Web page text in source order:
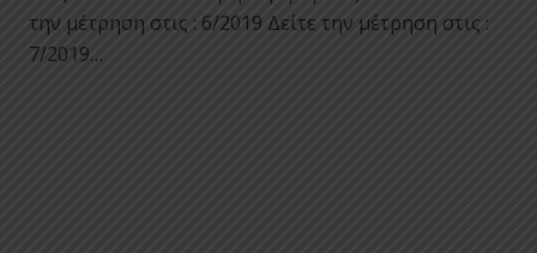
την μέτρηση στις : 6/2019 Δείτε την μέτρηση στις :
7/2019…